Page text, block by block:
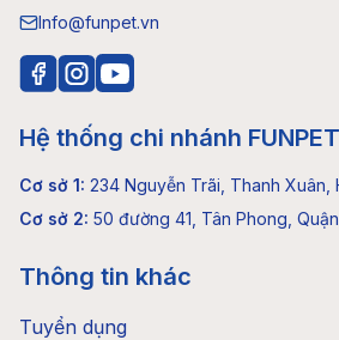
Info@funpet.vn
Hệ thống chi nhánh FUNPET
Cơ sở 1: 234 Nguyễn Trãi, Thanh Xuân,
Cơ sở 2: 50 đường 41, Tân Phong,
Thông tin khác
Tuyển dụng